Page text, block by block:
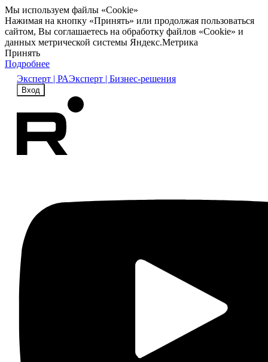
Мы используем файлы «Cookie»
Нажимая на кнопку «Принять» или продолжая пользоваться
сайтом, Вы соглашаетесь на обработку файлов «Cookie» и
данных метрической системы Яндекс.Метрика
Принять
Подробнее
Эксперт | РАЭксперт | Бизнес-решения
Вход